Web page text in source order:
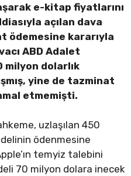
e-kitap fiyatlarını
açılan dava
ödemesine kararıyla
ABD Adalet
milyon dolarlık
yine de tazminat
etmemişti.
uzlaşılan 450
ödenmesine
temyiz talebini
70 milyon dolara inecek